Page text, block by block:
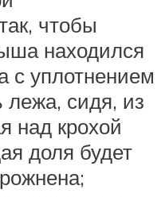
чтобы
находился
с уплотнением
сидя, из
над крохой
доля будет